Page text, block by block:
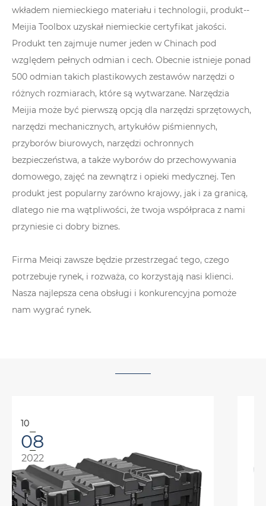
wkładem niemieckiego materiału i technologii, produkt--
Meijia Toolbox uzyskał niemieckie certyfikat jakości.
Produkt ten zajmuje numer jeden w Chinach pod
względem pełnych odmian i cech. Obecnie istnieje ponad
500 odmian takich plastikowych zestawów narzędzi o
różnych rozmiarach, które są wytwarzane. Narzędzia
Meijia może być pierwszą opcją dla narzędzi sprzętowych,
narzędzi mechanicznych, artykułów piśmiennych,
przyborów biurowych, narzędzi ochronnych
bezpieczeństwa, a także wyborów do przechowywania
domowego, zajęć na zewnątrz i opieki medycznej. Ten
produkt jest popularny zarówno krajowy, jak i za granicą,
dlatego nie ma wątpliwości, że twoja współpraca z nami
przyniesie ci dobry biznes.
Firma Meiqi zawsze będzie przestrzegać tego, czego
potrzebuje rynek, i rozważa, co korzystają nasi klienci.
Nasza najlepsza cena obsługi i konkurencyjna pomoże
nam wygrać rynek.